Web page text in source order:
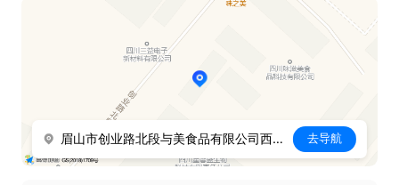
眉山市创业路北段与美食品有限公司西南60米 去导航